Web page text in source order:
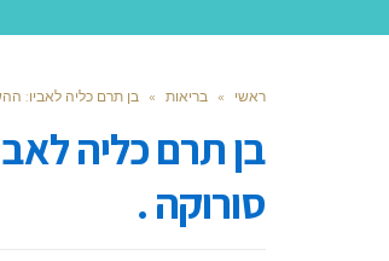
ראשי » בריאות » בן תרם כליה לאביו:
בן תרם כליה
סורוקה .